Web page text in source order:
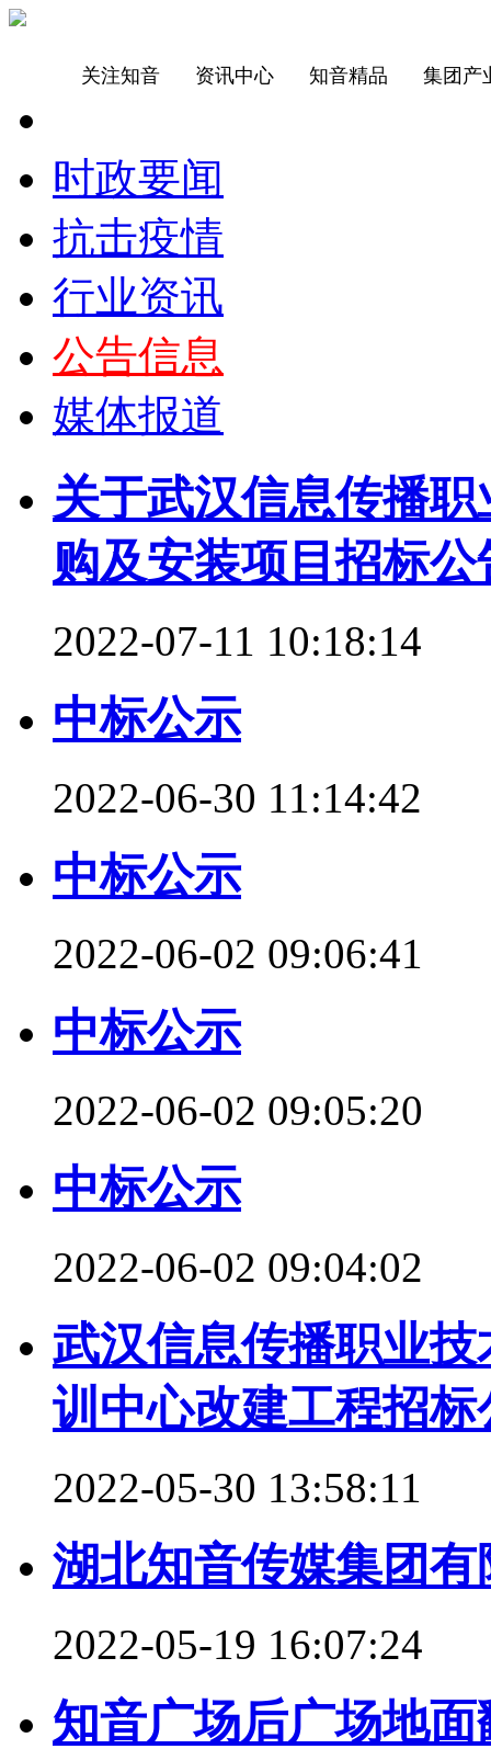
关注知音 资讯中心 知音精品 集团产
时政要闻
抗击疫情
行业资讯
公告信息
媒体报道
关于武汉信息传播
购及安装项目招标公
2022-07-11 10:18:14
中标公示
2022-06-30 11:14:42
中标公示
2022-06-02 09:06:41
中标公示
2022-06-02 09:05:20
中标公示
2022-06-02 09:04:02
武汉信息传播职业
训中心改建工程招标
2022-05-30 13:58:11
湖北知音传媒集团
2022-05-19 16:07:24
知音广场后广场地